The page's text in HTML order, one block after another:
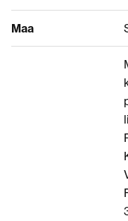
Maa